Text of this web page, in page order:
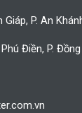
P. An
Điền, P.